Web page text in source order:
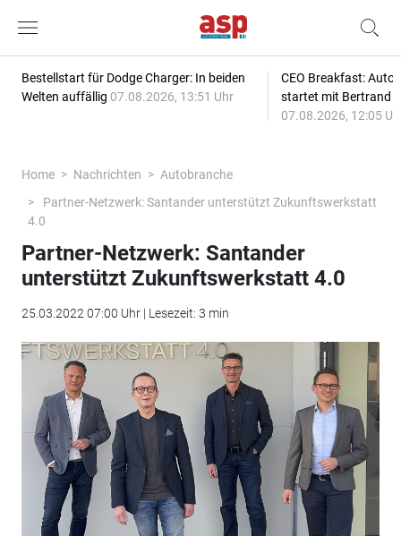
Bestellstart für Dodge Charger: In beiden
Welten auffällig 07.08.2026, 13:51 Uhr
CEO Breakfast:
startet mit Bertrand
07.08.2026, 12:05
Home Nachrichten
Autobranche
Partner-Netzwerk: Santander unterstützt Zukunftswerkstatt
4.0
Partner-Netzwerk: Santander
unterstützt Zukunftswerkstatt 4.0
25.03.2022 07:00 Uhr | Lesezeit: 3 min